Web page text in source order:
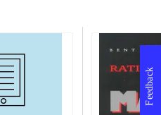
Feedback